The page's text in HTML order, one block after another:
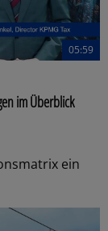
05:59
im Überblick
ein